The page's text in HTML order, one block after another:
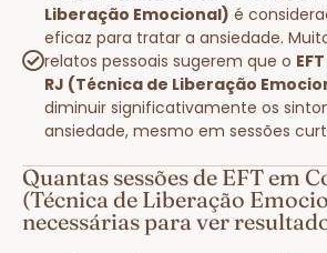
Liberação Emocional) é
eficaz para tratar a ansiedade.
relatos pessoais sugerem que o
RJ (Técnica de Liberação
diminuir significativamente os
ansiedade, mesmo em sessões
Quantas sessões de EFT em
(Técnica de Liberação
necessárias para ver